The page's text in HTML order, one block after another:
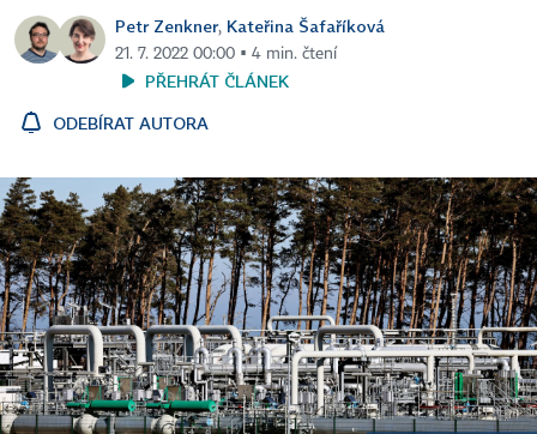
Petr Zenkner, Kateřina Šafaříková
21. 7. 2022 00:00 ▪ 4 min. čtení
PŘEHRÁT ČLÁNEK
ODEBÍRAT AUTORA